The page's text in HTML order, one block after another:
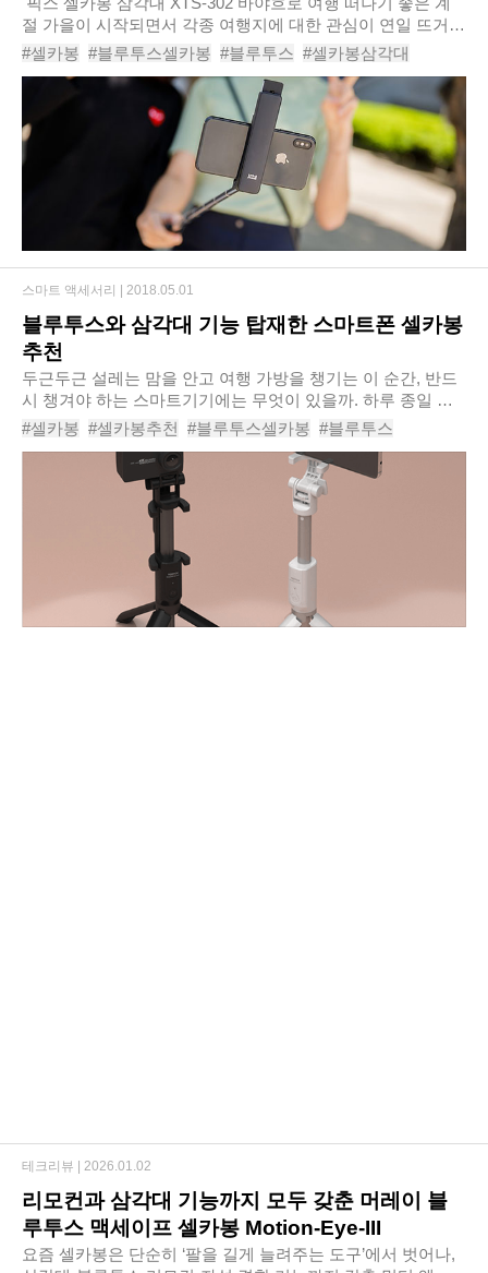
절 가을이 시작되면서 각종 여행지에 대한 관심이 연일 뜨거운
가운데, 연례행사처럼 여겨지는 가을 여행에도 새로운 바람이
불고 있어 눈길을 끈다. ..
#셀카봉 #블루투스셀카봉 #블루투스 #셀카봉삼각대
#삼각대셀카봉 #삼각대 #스마트폰삼각대 #셀카봉추천
#블루투스셀카봉추천
#셀카
블루투스와 삼각대 기능 탑재한 스마트폰 셀카봉
추천
두근두근 설레는 맘을 안고 여행 가방을 챙기는 이 순간, 반드
시 챙겨야 하는 스마트기기에는 무엇이 있을까. 하루 종일 여
행 정보를 검색하느라 스마트폰 배터리가 부족해질 수 있으니
#셀카봉 #셀카봉추천 #블루투스셀카봉 #블루투스
#삼각대셀카봉 #삼각대 #스마트폰 #스마트폰삼각대
#셀카봉삼각대 #스마트폰삼각대추천
스마트 액세서리 | 2018.05.01
리모컨과 삼각대 기능까지 모두 갖춘 머레이 블
루투스 맥세이프 셀카봉 Motion-Eye-III
요즘 셀카봉은 단순히 ‘팔을 길게 늘려주는 도구’에서 벗어나,
테크리뷰 | 2026.01.02